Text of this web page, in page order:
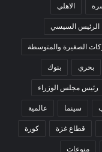
الاهلي
الرئيس السيسي
الصغيرة والمتوسطة
بحري بنوك
رئيس مجلس الوزراء
سينما عالمية
قطاع غزة كورة
منوعات